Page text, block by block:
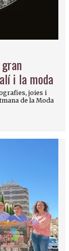
i la moda
joies i
de la Moda